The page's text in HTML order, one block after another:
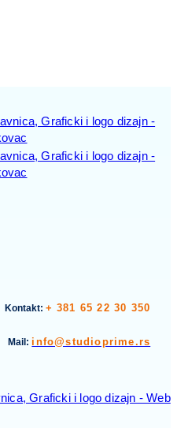
Kontakt: + 381 65 22 30 350
Mail:info@studioprime.rs